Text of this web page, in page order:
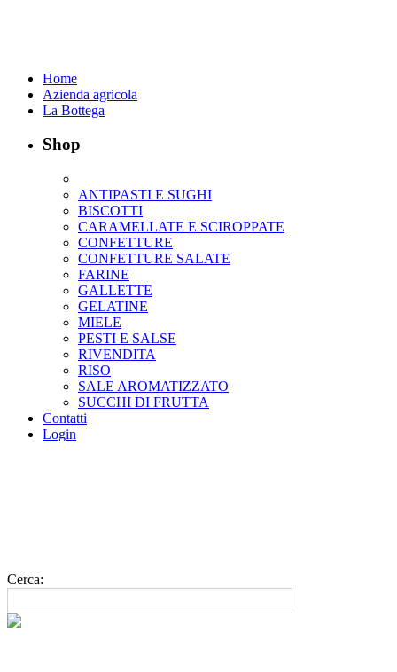
Home
Azienda agricola
La Bottega
Shop
ANTIPASTI E SUGHI
BISCOTTI
CARAMELLATE E SCIROPPATE
CONFETTURE
CONFETTURE SALATE
FARINE
GALLETTE
GELATINE
MIELE
PESTI E SALSE
RIVENDITA
RISO
SALE AROMATIZZATO
SUCCHI DI FRUTTA
Contatti
Login
Cerca: